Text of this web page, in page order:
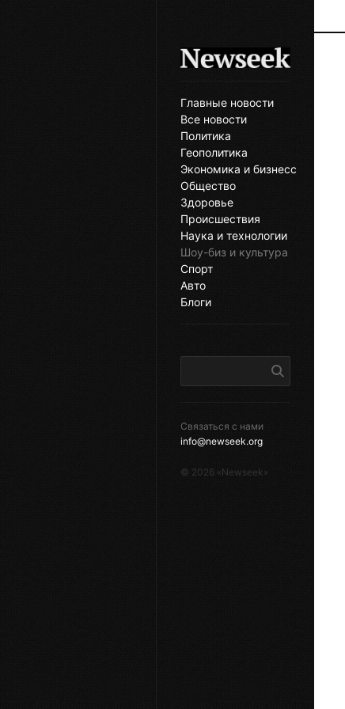
Главные новости
Все новости
Политика
Геополитика
Экономика и бизнесс
Общество
Здоровье
Происшествия
Наука и технологии
Шоу-биз и культура
Спорт
Авто
Блоги
Связаться с нами
info@newseek.org
© 2026 «Newseek»